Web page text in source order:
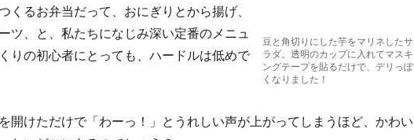
豆と角切りにした芋をマリネしたサ
ラダ。透明のカップに入れてマスキ
ングテープを貼るだけで、デリっぽ
くなりました！
くるお弁当だって、おにぎりとから揚げ、
ツ、と、私たちになじみ深い定番のメニュ
りの初心者にとっても、ハードルは低めで
開けただけで「わーっ！」とうれしい声が上がってしまうほど、かわい